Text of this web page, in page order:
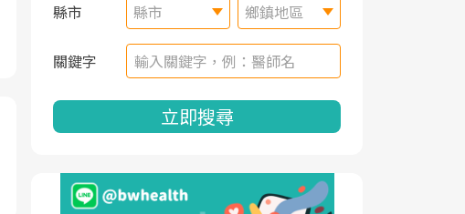
縣市 縣市 鄉鎮地區
關鍵字
立即搜尋